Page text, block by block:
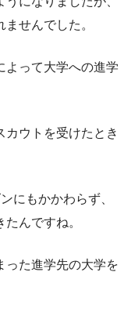
ませんでした。
よって大学への進学
カウトを受けたとき
にもかかわらず、
んですね。
った進学先の大学を